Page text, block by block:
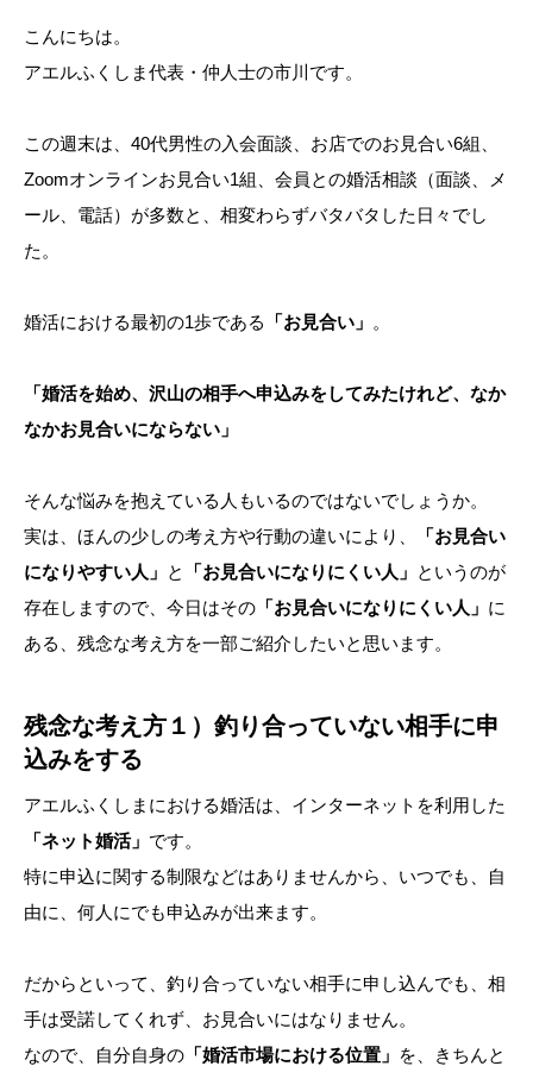
こんにちは。
アエルふくしま代表・仲人士の市川です。
この週末は、40代男性の入会面談、お店でのお見合い6組、
Zoomオンラインお見合い1組、会員との婚活相談（面談、メ
ール、電話）が多数と、相変わらずバタバタした日々でし
た。
婚活における最初の1歩である 「お見合い」 。
「婚活を始め、沢山の相手へ申込みをしてみたけれど、なか
なかお見合いにならない」
そんな悩みを抱えている人もいるのではないでしょうか。
実は、ほんの少しの考え方や行動の違いにより、
「お見合い
になりやすい人」 と 「お見合いになりにくい人」 というのが
存在しますので、今日はその 「お見合いになりにくい人」 に
ある、残念な考え方を一部ご紹介したいと思います。
残念な考え方１）釣り合っていない相手に申
込みをする
アエルふくしまにおける婚活は、インターネットを利用した
「ネット婚活」 です。
特に申込に関する制限などはありませんから、いつでも、自
由に、何人にでも申込みが出来ます。
だからといって、釣り合っていない相手に申し込んでも、相
手は受諾してくれず、お見合いにはなりません。
なので、自分自身の 「婚活市場における位置」 を、きちんと